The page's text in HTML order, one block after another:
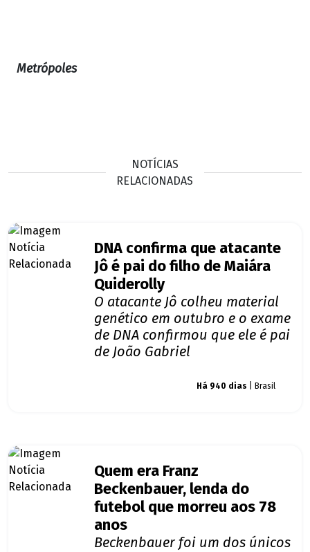
Metrópoles
NOTÍCIAS
RELACIONADAS
DNA confirma que atacante
Jô é pai do filho de Maiára
Quiderolly
O atacante Jô colheu material
genético em outubro e o exame
de DNA confirmou que ele é pai
de João Gabriel
Há 940 dias | Brasil
Quem era Franz
Beckenbauer, lenda do
futebol que morreu aos 78
anos
Beckenbauer foi um dos únicos